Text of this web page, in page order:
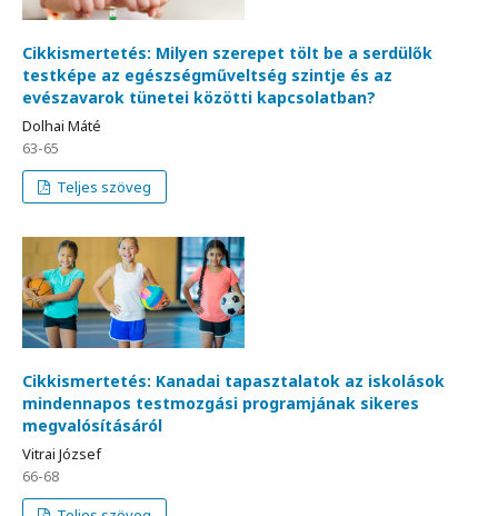
Cikkismertetés: Milyen szerepet tölt be a serdülők
testképe az egészségműveltség szintje és az
evészavarok tünetei közötti kapcsolatban?
Dolhai Máté
63-65
Teljes szöveg
Cikkismertetés: Kanadai tapasztalatok az iskolások
mindennapos testmozgási programjának sikeres
megvalósításáról
Vitrai József
66-68